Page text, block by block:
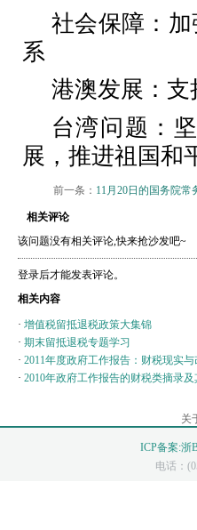
社会保障：
系
港澳发展：
台湾问题：
展，推进祖国和
前一条： 11月20日的国务院
相关评论
该问题没有相关评论,快来抢沙发吧~
登录后才能发表评论。
相关内容
· 增值税留抵退税政策大集锦
· 期末留抵退税专题学习
· 2011年度政府工作报告：财税现实与
· 2010年政府工作报告的财税类摘录
关
ICP备案:浙
电话：